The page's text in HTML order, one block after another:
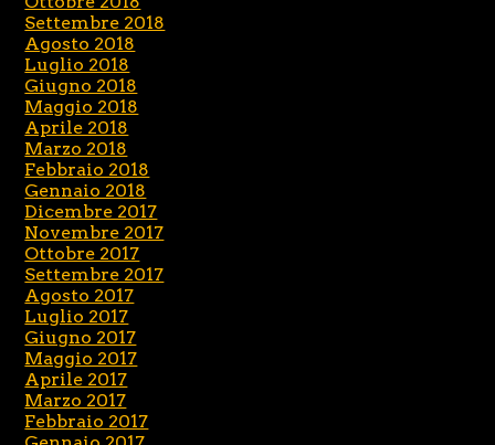
Settembre 2018
Agosto 2018
Luglio 2018
Giugno 2018
Maggio 2018
Aprile 2018
Marzo 2018
Febbraio 2018
Gennaio 2018
Dicembre 2017
Novembre 2017
Ottobre 2017
Settembre 2017
Agosto 2017
Luglio 2017
Giugno 2017
Maggio 2017
Aprile 2017
Marzo 2017
Febbraio 2017